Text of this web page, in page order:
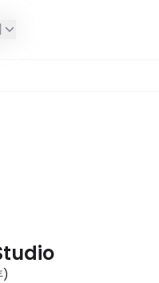
)